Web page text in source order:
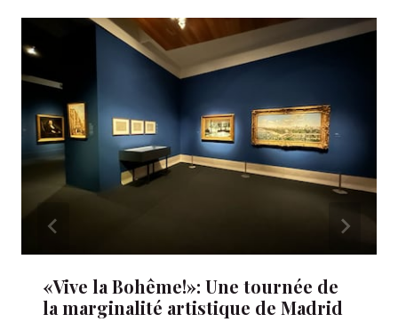
«Vive la Bohême!»: Une tournée de
la marginalité artistique de Madrid